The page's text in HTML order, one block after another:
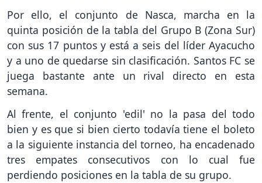
Por ello, el conjunto de Nasca, marcha en la
quinta posición de la tabla del Grupo B (Zona Sur)
con sus 17 puntos y está a seis del líder Ayacucho
y a uno de quedarse sin clasificación. Santos FC se
juega bastante ante un rival directo en esta
semana.
Al frente, el conjunto 'edil' no la pasa del todo
bien y es que si bien cierto todavía tiene el boleto
a la siguiente instancia del torneo, ha encadenado
tres empates consecutivos con lo cual fue
perdiendo posiciones en la tabla de su grupo.